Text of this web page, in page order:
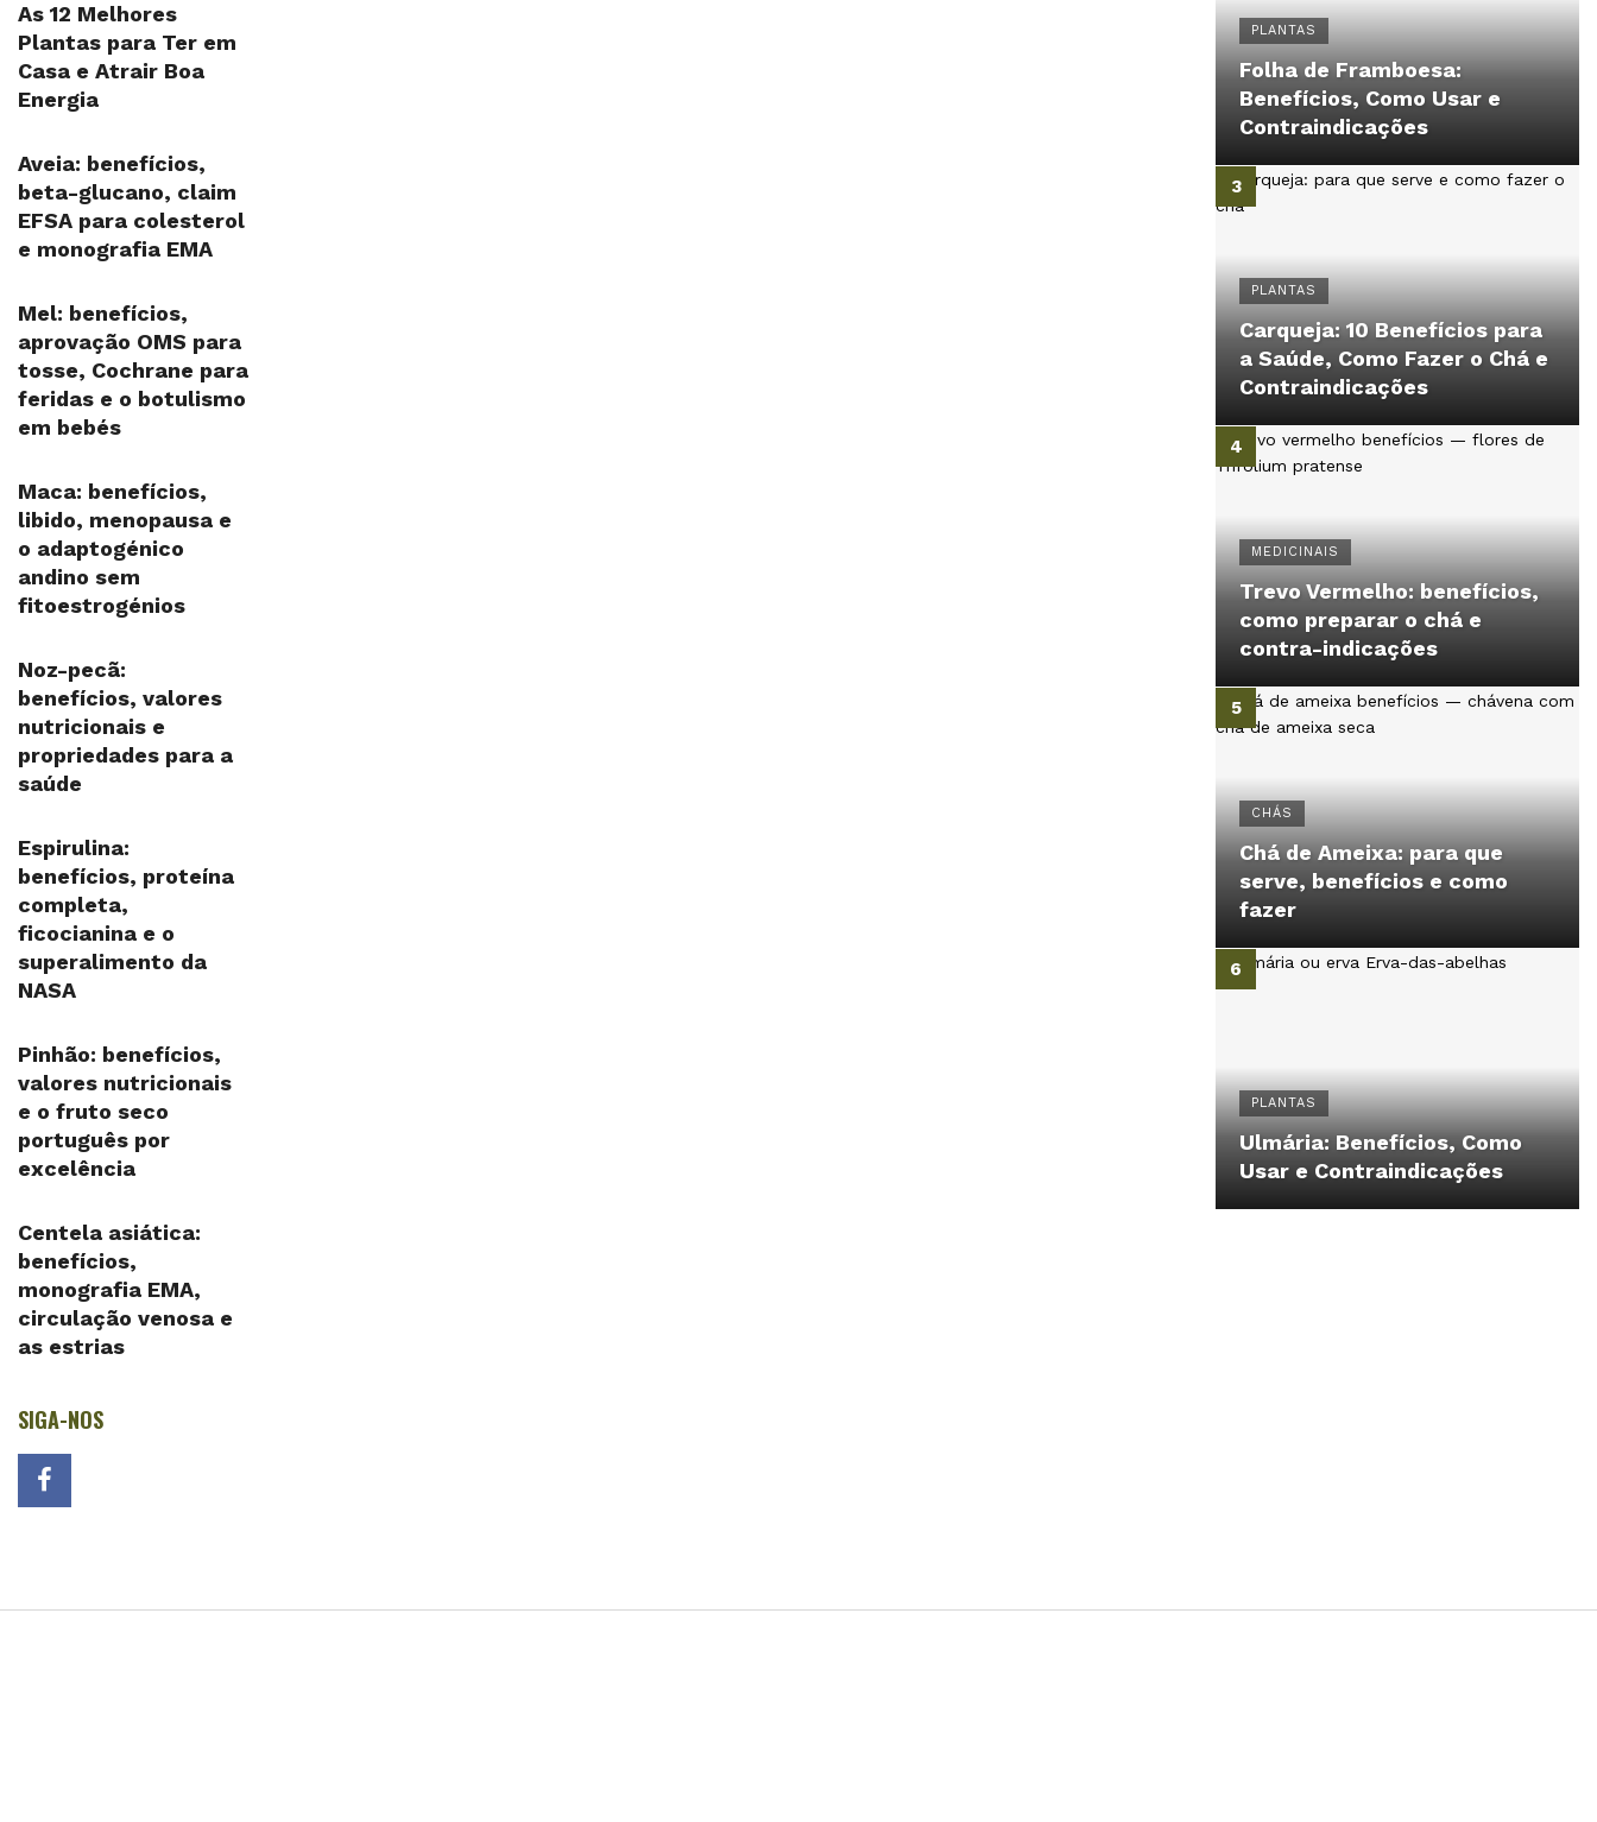
PLANTAS
Folha de Framboesa:
Benefícios, Como Usar e
Contraindicações
PLANTAS
Carqueja: 10 Benefícios para
a Saúde, Como Fazer o Chá e
Contraindicações
MEDICINAIS
Trevo Vermelho: benefícios,
como preparar o chá e
contra-indicações
CHÁS
Chá de Ameixa: para que
serve, benefícios e como
fazer
PLANTAS
Ulmária: Benefícios, Como
Usar e Contraindicações
As 12 Melhores
Plantas para Ter em
Casa e Atrair Boa
Energia
Aveia: benefícios,
beta-glucano, claim
EFSA para colesterol
e monografia EMA
Mel: benefícios,
aprovação OMS para
tosse, Cochrane para
feridas e o botulismo
em bebés
Maca: benefícios,
libido, menopausa e
o adaptogénico
andino sem
fitoestrogénios
Noz-pecã:
benefícios, valores
nutricionais e
propriedades para a
saúde
Espirulina:
benefícios, proteína
completa,
ficocianina e o
superalimento da
NASA
Pinhão: benefícios,
valores nutricionais
e o fruto seco
português por
excelência
Centela asiática:
benefícios,
monografia EMA,
circulação venosa e
as estrias
SIGA-NOS